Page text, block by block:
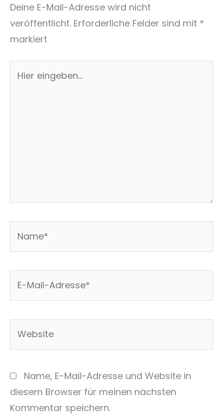
Deine E-Mail-Adresse wird nicht
veröffentlicht. Erforderliche Felder sind mit *
markiert
eingeben…
Name, E-Mail-Adresse und Website in
diesem Browser für meinen nächsten
Kommentar speichern.